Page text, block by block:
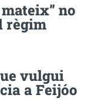
no
règim
vulgui
a Feijóo